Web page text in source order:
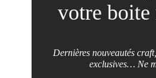
votre boite
Dernières nouveautés
exclusives… Ne